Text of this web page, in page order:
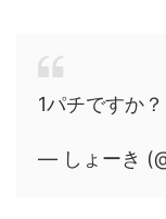
1パチですか？
— しょーき